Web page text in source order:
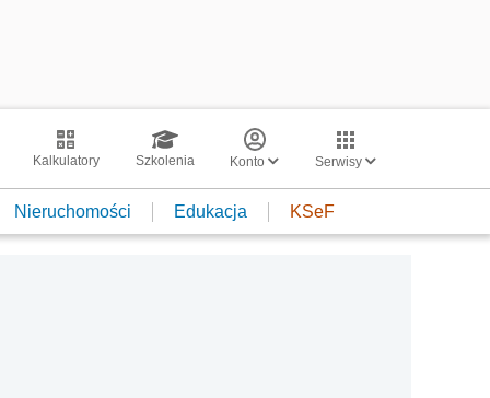
Kalkulatory Szkolenia Konto Serwisy
Nieruchomości Edukacja KSeF